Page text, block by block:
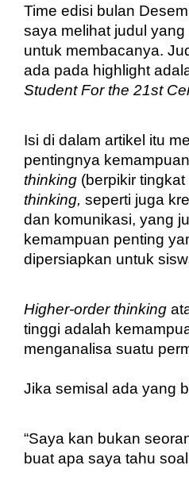
Time edisi bulan
saya melihat judul
untuk membacanya.
ada pada highlight
Student For the 21st
Isi di dalam artikel itu
pentingnya kemampuan
thinking (berpikir
thinking, seperti juga
dan komunikasi, yang
kemampuan penting
dipersiapkan untuk
Higher-order thinking
tinggi adalah
menganalisa suatu
Jika semisal ada yang
“Saya kan bukan
buat apa saya tahu soal